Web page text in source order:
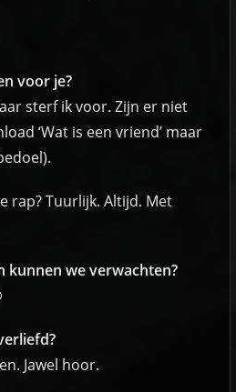
voor je?
sterf ik voor. Zijn er niet
‘Wat is een vriend’ maar
rap? Tuurlijk. Altijd. Met
kunnen we verwachten?
Jawel hoor.